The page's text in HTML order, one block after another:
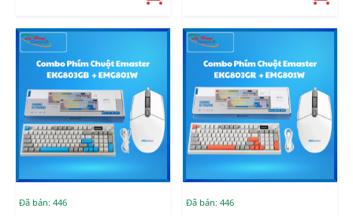
Đã bán: 446 Đã bán: 446